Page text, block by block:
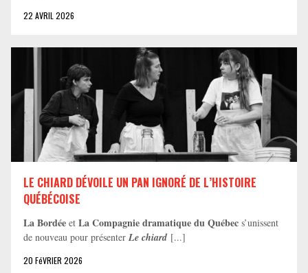
22 AVRIL 2026
LE CHIARD DÉVOILE UN PAN IGNORÉ DE L’HISTOIRE
QUÉBÉCOISE
La Bordée et La Compagnie dramatique du Québec s’unissent
de nouveau pour présenter Le chiard [...]
20 FéVRIER 2026